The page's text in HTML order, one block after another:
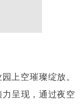
上空璀璨绽放。
呈现，通过夜空